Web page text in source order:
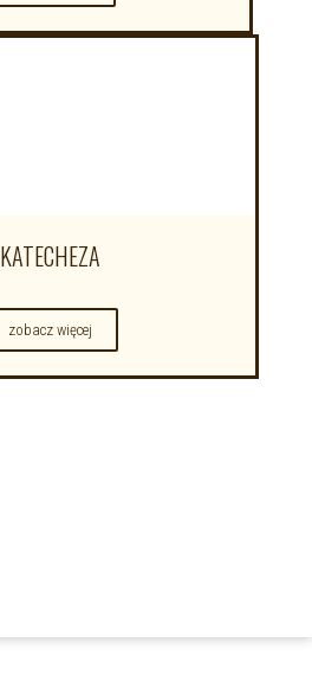
KATECHEZA
zobacz więcej